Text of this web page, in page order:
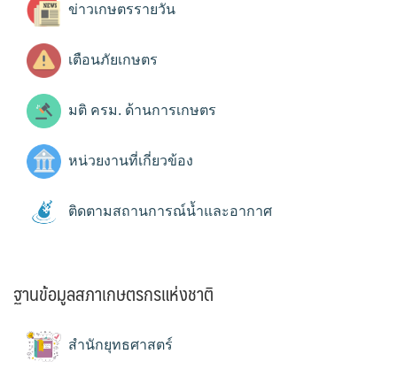
ข่าวเกษตรรายวัน
เตือนภัยเกษตร
มติ ครม. ด้านการเกษตร
หน่วยงานที่เกี่ยวข้อง
ติดตามสถานการณ์น้ำและอากาศ
ฐานข้อมูลสภาเกษตรกรแห่งชาติ
สำนักยุทธศาสตร์